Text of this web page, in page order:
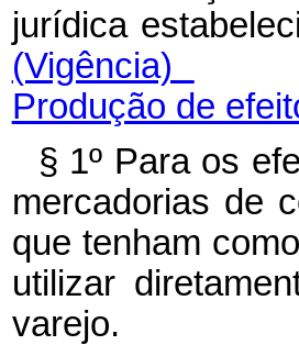
jurídica
(Vigência)
Produção de
§ 1º Para os
mercadorias de
que tenham
utilizar
varejo.